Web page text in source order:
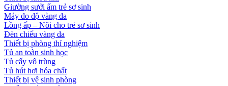
Giường sưởi ấm trẻ sơ sinh
Máy đo độ vàng da
Lồng ấp – Nôi cho trẻ sơ sinh
Đèn chiếu vàng da
Thiết bị phòng thí nghiệm
Tủ an toàn sinh học
Tủ cấy vô trùng
Tủ hút hơi hóa chất
Thiết bị vệ sinh phòng